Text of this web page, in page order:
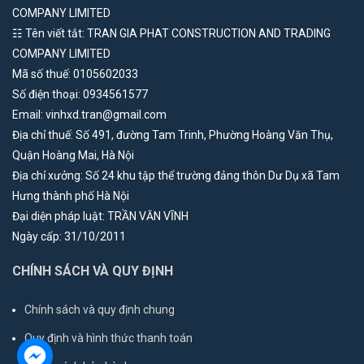
COMPANY LIMITED
☷ Tên viết tắt: TRAN GIA PHAT CONSTRUCTION AND TRADING
COMPANY LIMITED
Mã số thuế: 0105602033
Số điện thoại: 0934561577
Email: vinhxd.tran@gmail.com
Địa chỉ thuế: Số 491, đường Tam Trinh, Phường Hoàng Văn Thụ,
Quận Hoàng Mai, Hà Nội
Địa chỉ xưởng: Số 24 khu tập thể trường đảng thôn Dư Dụ xã Tam
Hưng thành phố Hà Nội
Đại diện pháp luật: TRẦN VĂN VĨNH
Ngày cấp: 31/10/2011
CHÍNH SÁCH VÀ QUY ĐỊNH
Chính sách và quy định chung
Quy định và hình thức thanh toán